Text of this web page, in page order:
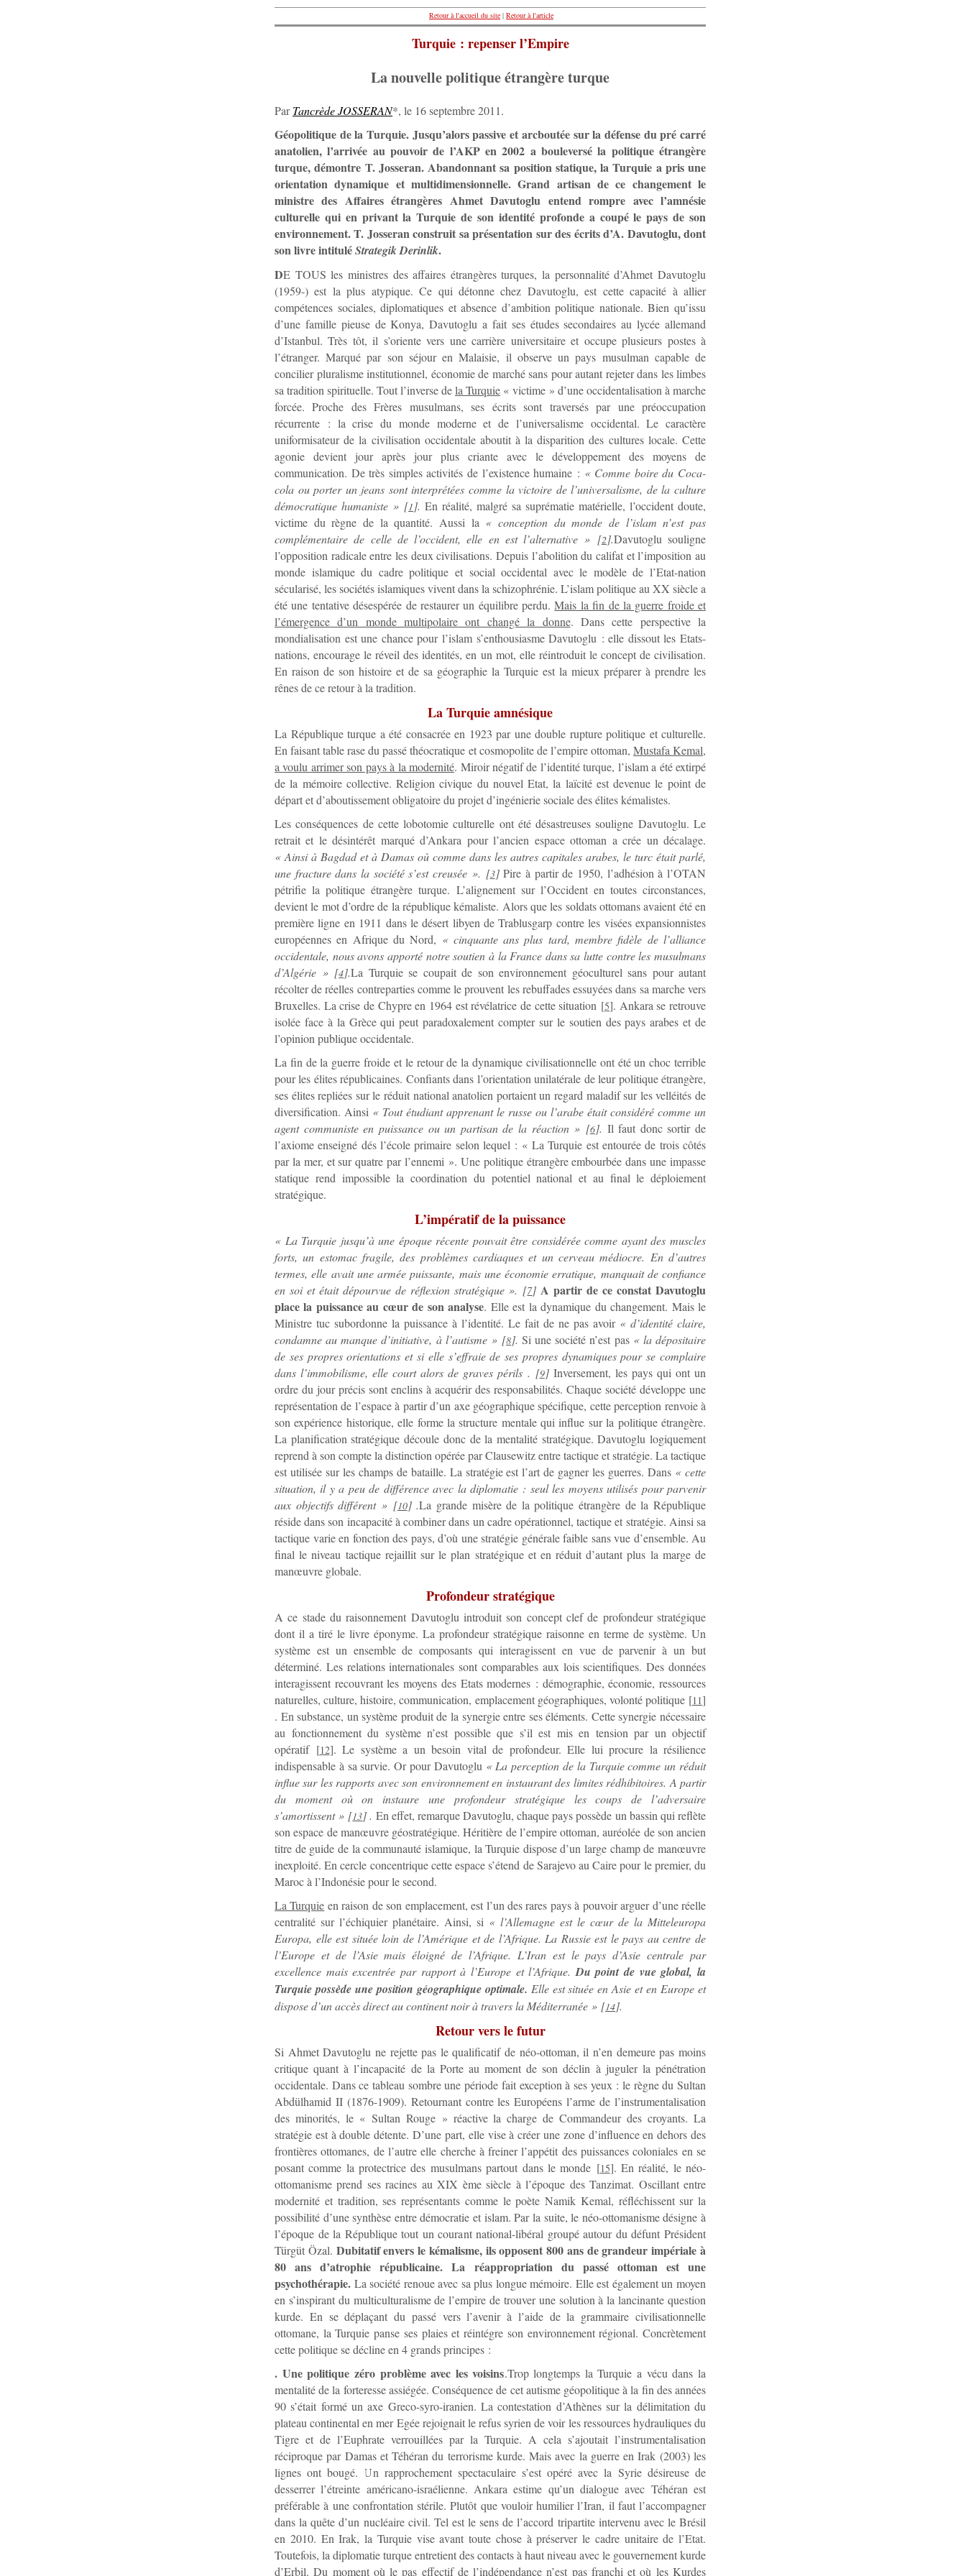
Retour à l'accueil du site | Retour à l'article
Turquie : repenser l’Empire
La nouvelle politique étrangère turque
ParTancrède JOSSERAN*, le 16 septembre 2011.
Géopolitique de la Turquie. Jusqu’alors passive et arcboutée sur la défense du pré carré
anatolien, l’arrivée au pouvoir de l’AKP en 2002 a bouleversé la politique étrangère
turque, démontre T. Josseran. Abandonnant sa position statique, la Turquie a pris une
orientation dynamique et multidimensionnelle. Grand artisan de ce changement le
ministre des Affaires étrangères Ahmet Davutoglu entend rompre avec l’amnésie
culturelle qui en privant la Turquie de son identité profonde a coupé le pays de son
environnement. T. Josseran construit sa présentation sur des écrits d’A. Davutoglu, dont
son livre intituléStrategik Derinlik.
DE TOUS les ministres des affaires étrangères turques, la personnalité d’Ahmet Davutoglu
(1959-) est la plus atypique. Ce qui détonne chez Davutoglu, est cette capacité à allier
compétences sociales, diplomatiques et absence d’ambition politique nationale. Bien qu’issu
d’une famille pieuse de Konya, Davutoglu a fait ses études secondaires au lycée allemand
d’Istanbul. Très tôt, il s’oriente vers une carrière universitaire et occupe plusieurs postes à
l’étranger. Marqué par son séjour en Malaisie, il observe un pays musulman capable de
concilier pluralisme institutionnel, économie de marché sans pour autant rejeter dans les limbes
sa tradition spirituelle. Tout l’inverse dela Turquie « victime » d’une occidentalisation à marche
forcée. Proche des Frères musulmans, ses écrits sont traversés par une préoccupation
récurrente : la crise du monde moderne et de l’universalisme occidental. Le caractère
uniformisateur de la civilisation occidentale aboutit à la disparition des cultures locale. Cette
agonie devient jour après jour plus criante avec le développement des moyens de
communication. De très simples activités de l’existence humaine : « Comme boire du Coca-
cola ou porter un jeans sont interprétées comme la victoire de l’universalisme, de la culture
démocratique humaniste » [1]. En réalité, malgré sa suprématie matérielle, l’occident doute,
victime du règne de la quantité. Aussi la « conception du monde de l’islam n’est pas
complémentaire de celle de l’occident, elle en est l’alternative » [2].Davutoglu souligne
l’opposition radicale entre les deux civilisations. Depuis l’abolition du califat et l’imposition au
monde islamique du cadre politique et social occidental avec le modèle de l’Etat-nation
sécularisé, les sociétés islamiques vivent dans la schizophrénie. L’islam politique au XX siècle a
été une tentative désespérée de restaurer un équilibre perdu.Mais la fin de la guerre froide et
l’émergence d’un monde multipolaire ont changé la donne. Dans cette perspective la
mondialisation est une chance pour l’islam s’enthousiasme Davutoglu : elle dissout les Etats-
nations, encourage le réveil des identités, en un mot, elle réintroduit le concept de civilisation.
En raison de son histoire et de sa géographie la Turquie est la mieux préparer à prendre les
rênes de ce retour à la tradition.
La Turquie amnésique
La République turque a été consacrée en 1923 par une double rupture politique et culturelle.
En faisant table rase du passé théocratique et cosmopolite de l’empire ottoman, Mustafa Kemal,
a voulu arrimer son pays à la modernité. Miroir négatif de l’identité turque, l’islam a été extirpé
de la mémoire collective. Religion civique du nouvel Etat, la laïcité est devenue le point de
départ et d’aboutissement obligatoire du projet d’ingénierie sociale des élites kémalistes.
Les conséquences de cette lobotomie culturelle ont été désastreuses souligne Davutoglu. Le
retrait et le désintérêt marqué d’Ankara pour l’ancien espace ottoman a crée un décalage.
« Ainsi à Bagdad et à Damas où comme dans les autres capitales arabes, le turc était parlé,
une fracture dans la société s’est creusée ». [3] Pire à partir de 1950, l’adhésion à l’OTAN
pétrifie la politique étrangère turque. L’alignement sur l’Occident en toutes circonstances,
devient le mot d’ordre de la république kémaliste. Alors que les soldats ottomans avaient été en
première ligne en 1911 dans le désert libyen de Trablusgarp contre les visées expansionnistes
européennes en Afrique du Nord, « cinquante ans plus tard, membre fidèle de l’alliance
occidentale, nous avons apporté notre soutien à la France dans sa lutte contre les musulmans
d’Algérie »[4].La Turquie se coupait de son environnement géoculturel sans pour autant
récolter de réelles contreparties comme le prouvent les rebuffades essuyées dans sa marche vers
Bruxelles. La crise de Chypre en 1964 est révélatrice de cette situation [5]. Ankara se retrouve
isolée face à la Grèce qui peut paradoxalement compter sur le soutien des pays arabes et de
l’opinion publique occidentale.
La fin de la guerre froide et le retour de la dynamique civilisationnelle ont été un choc terrible
pour les élites républicaines. Confiants dans l’orientation unilatérale de leur politique étrangère,
ses élites repliées sur le réduit national anatolien portaient un regard maladif sur les velléités de
diversification. Ainsi « Tout étudiant apprenant le russe ou l’arabe était considéré comme un
agent communiste en puissance ou un partisan de la réaction » [6]. Il faut donc sortir de
l’axiome enseigné dés l’école primaire selon lequel : « La Turquie est entourée de trois côtés
par la mer, et sur quatre par l’ennemi ». Une politique étrangère embourbée dans une impasse
statique rend impossible la coordination du potentiel national et au final le déploiement
stratégique.
L’impératif de la puissance
« La Turquie jusqu’à une époque récente pouvait être considérée comme ayant des muscles
forts, un estomac fragile, des problèmes cardiaques et un cerveau médiocre. En d’autres
termes, elle avait une armée puissante, mais une économie erratique, manquait de confiance
en soi et était dépourvue de réflexion stratégique ». [7] A partir de ce constat Davutoglu
place la puissance au cœur de son analyse. Elle est la dynamique du changement. Mais le
Ministre tuc subordonne la puissance à l’identité. Le fait de ne pas avoir « d’identité claire,
condamne au manque d’initiative, à l’autisme »[8]. Si une société n’est pas « la dépositaire
de ses propres orientations et si elle s’effraie de ses propres dynamiques pour se complaire
dans l’immobilisme, elle court alors de graves périls . [9] Inversement, les pays qui ont un
ordre du jour précis sont enclins à acquérir des responsabilités. Chaque société développe une
représentation de l’espace à partir d’un axe géographique spécifique, cette perception renvoie à
son expérience historique, elle forme la structure mentale qui influe sur la politique étrangère.
La planification stratégique découle donc de la mentalité stratégique. Davutoglu logiquement
reprend à son compte la distinction opérée par Clausewitz entre tactique et stratégie. La tactique
est utilisée sur les champs de bataille. La stratégie est l’art de gagner les guerres. Dans « cette
situation, il y a peu de différence avec la diplomatie : seul les moyens utilisés pour parvenir
aux objectifs différent »[10].La grande misère de la politique étrangère de la République
réside dans son incapacité à combiner dans un cadre opérationnel, tactique et stratégie. Ainsi sa
tactique varie en fonction des pays, d’où une stratégie générale faible sans vue d’ensemble. Au
final le niveau tactique rejaillit sur le plan stratégique et en réduit d’autant plus la marge de
manœuvre globale.
Profondeur stratégique
A ce stade du raisonnement Davutoglu introduit son concept clef de profondeur stratégique
dont il a tiré le livre éponyme. La profondeur stratégique raisonne en terme de système. Un
système est un ensemble de composants qui interagissent en vue de parvenir à un but
déterminé. Les relations internationales sont comparables aux lois scientifiques. Des données
interagissent recouvrant les moyens des Etats modernes : démographie, économie, ressources
naturelles, culture, histoire, communication, emplacement géographiques, volonté politique[11]
. En substance, un système produit de la synergie entre ses éléments. Cette synergie nécessaire
au fonctionnement du système n’est possible que s’il est mis en tension par un objectif
opératif[12]. Le système a un besoin vital de profondeur. Elle lui procure la résilience
indispensable à sa survie. Or pour Davutoglu « La perception de la Turquie comme un réduit
influe sur les rapports avec son environnement en instaurant des limites rédhibitoires. A partir
du moment où on instaure une profondeur stratégique les coups de l’adversaire
s’amortissent » [13]. En effet, remarque Davutoglu, chaque pays possède un bassin qui reflète
son espace de manœuvre géostratégique. Héritière de l’empire ottoman, auréolée de son ancien
titre de guide de la communauté islamique, la Turquie dispose d’un large champ de manœuvre
inexploité. En cercle concentrique cette espace s’étend de Sarajevo au Caire pour le premier, du
Maroc à l’Indonésie pour le second.
La Turquie en raison de son emplacement, est l’un des rares pays à pouvoir arguer d’une réelle
centralité sur l’échiquier planétaire. Ainsi, si « l’Allemagne est le cœur de la Mitteleuropa
Europa, elle est située loin de l’Amérique et de l’Afrique. La Russie est le pays au centre de
l’Europe et de l’Asie mais éloigné de l’Afrique. L’Iran est le pays d’Asie centrale par
excellence mais excentrée par rapport à l’Europe et l’Afrique. Du point de vue global, la
Turquie possède une position géographique optimale. Elle est située en Asie et en Europe et
dispose d’un accès direct au continent noir à travers la Méditerranée » [14].
Retour vers le futur
Si Ahmet Davutoglu ne rejette pas le qualificatif de néo-ottoman, il n’en demeure pas moins
critique quant à l’incapacité de la Porte au moment de son déclin à juguler la pénétration
occidentale. Dans ce tableau sombre une période fait exception à ses yeux : le règne du Sultan
Abdülhamid II (1876-1909). Retournant contre les Européens l’arme de l’instrumentalisation
des minorités, le « Sultan Rouge » réactive la charge de Commandeur des croyants. La
stratégie est à double détente. D’une part, elle vise à créer une zone d’influence en dehors des
frontières ottomanes, de l’autre elle cherche à freiner l’appétit des puissances coloniales en se
posant comme la protectrice des musulmans partout dans le monde [15]. En réalité, le néo-
ottomanisme prend ses racines au XIX ème siècle à l’époque des Tanzimat. Oscillant entre
modernité et tradition, ses représentants comme le poète Namik Kemal, réfléchissent sur la
possibilité d’une synthèse entre démocratie et islam. Par la suite, le néo-ottomanisme désigne à
l’époque de la République tout un courant national-libéral groupé autour du défunt Président
Türgüt Özal. Dubitatif envers le kémalisme, ils opposent 800 ans de grandeur impériale à
80 ans d’atrophie républicaine. La réappropriation du passé ottoman est une
psychothérapie. La société renoue avec sa plus longue mémoire. Elle est également un moyen
en s’inspirant du multiculturalisme de l’empire de trouver une solution à la lancinante question
kurde. En se déplaçant du passé vers l’avenir à l’aide de la grammaire civilisationnelle
ottomane, la Turquie panse ses plaies et réintégre son environnement régional. Concrètement
cette politique se décline en 4 grands principes :
. Une politique zéro problème avec les voisins.Trop longtemps la Turquie a vécu dans la
mentalité de la forteresse assiégée. Conséquence de cet autisme géopolitique à la fin des années
90 s’était formé un axe Greco-syro-iranien. La contestation d’Athènes sur la délimitation du
plateau continental en mer Egée rejoignait le refus syrien de voir les ressources hydrauliques du
Tigre et de l’Euphrate verrouillées par la Turquie. A cela s’ajoutait l’instrumentalisation
réciproque par Damas et Téhéran du terrorisme kurde. Mais avec la guerre en Irak (2003) les
lignes ont bougé. Un rapprochement spectaculaire s’est opéré avec la Syrie désireuse de
desserrer l’étreinte américano-israélienne. Ankara estime qu’un dialogue avec Téhéran est
préférable à une confrontation stérile. Plutôt que vouloir humilier l’Iran, il faut l’accompagner
dans la quête d’un nucléaire civil. Tel est le sens de l’accord tripartite intervenu avec le Brésil
en 2010. En Irak, la Turquie vise avant toute chose à préserver le cadre unitaire de l’Etat.
Toutefois, la diplomatie turque entretient des contacts à haut niveau avec le gouvernement kurde
d’Erbil. Du moment où le pas effectif de l’indépendance n’est pas franchi et où les Kurdes